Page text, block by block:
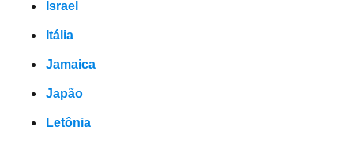
Israel
Itália
Jamaica
Japão
Letônia